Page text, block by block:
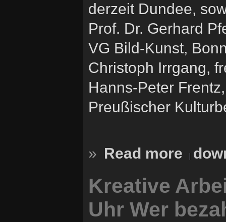
derzeit Dundee,
Prof. Dr. Gerhard
VG Bild-Kunst,
Christoph Irrgang,
Hanns-Peter
Preußischer
» Read more
Kreative
Uhr Wer